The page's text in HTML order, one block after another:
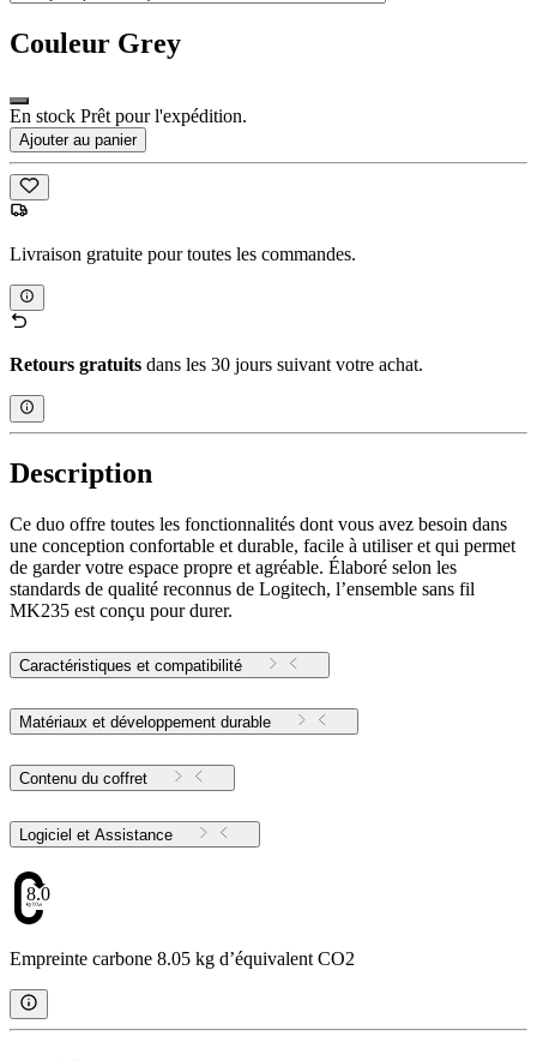
Couleur Grey
En stock Prêt pour l'expédition.
Ajouter au panier
Livraison gratuite pour toutes les commandes.
Retours gratuits dans les 30 jours suivant votre achat.
Description
Ce duo offre toutes les fonctionnalités dont vous avez besoin dans
une conception confortable et durable, facile à utiliser et qui permet
de garder votre espace propre et agréable. Élaboré selon les
standards de qualité reconnus de Logitech, l’ensemble sans fil
MK235 est conçu pour durer.
Caractéristiques et compatibilité
Matériaux et développement durable
Contenu du coffret
Logiciel et Assistance
8.05
Empreinte carbone 8.05 kg d’équivalent CO2